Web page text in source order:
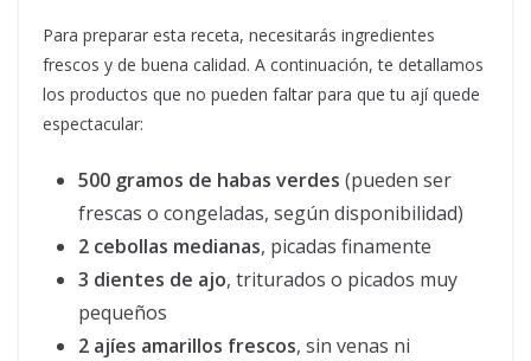
Para preparar esta receta, necesitarás ingredientes
frescos y de buena calidad. A continuación, te detallamos
los productos que no pueden faltar para que tu ají quede
espectacular:
500 gramos de habas verdes (pueden ser
frescas o congeladas, según disponibilidad)
2 cebollas medianas, picadas finamente
3 dientes de ajo, triturados o picados muy
pequeños
2 ajíes amarillos frescos, sin venas ni